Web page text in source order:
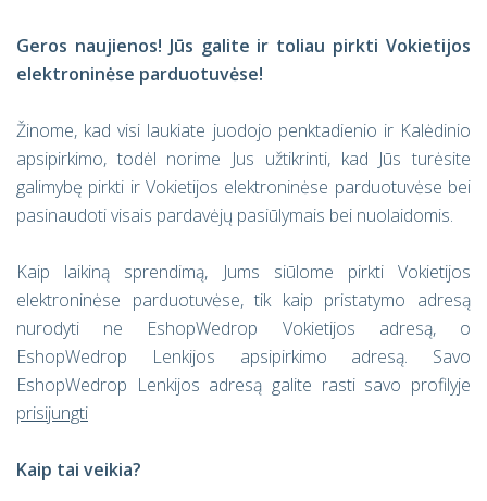
Geros naujienos! Jūs galite ir toliau pirkti Vokietijos
elektroninėse parduotuvėse!
Žinome, kad visi laukiate juodojo penktadienio ir Kalėdinio
apsipirkimo, todėl norime Jus užtikrinti, kad Jūs turėsite
galimybę pirkti ir Vokietijos elektroninėse parduotuvėse bei
pasinaudoti visais pardavėjų pasiūlymais bei nuolaidomis.
Kaip laikiną sprendimą, Jums siūlome pirkti Vokietijos
elektroninėse parduotuvėse, tik kaip pristatymo adresą
nurodyti ne EshopWedrop Vokietijos adresą, o
EshopWedrop Lenkijos apsipirkimo adresą. Savo
EshopWedrop Lenkijos adresą galite rasti savo profilyje
prisijungti
Kaip tai veikia?